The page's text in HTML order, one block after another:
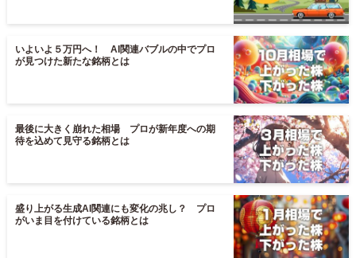
いよいよ５万円へ！ AI関連バブルの中でプロ
が見つけた新たな銘柄とは
最後に大きく崩れた相場 プロが新年度への期
待を込めて見守る銘柄とは
盛り上がる生成AI関連にも変化の兆し？ プロ
がいま目を付けている銘柄とは